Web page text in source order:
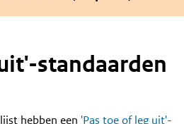
standaarden
hebben een 'Pas toe of leg uit'-